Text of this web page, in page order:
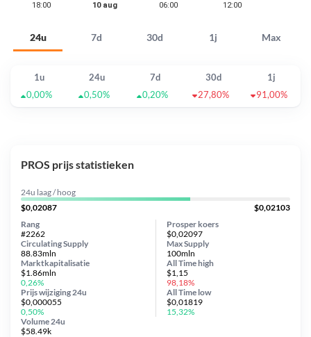
24u 7d 30d 1j Max
1u 24u 7d 30d
1j
0,00%
0,50% 0,20% 27,80% 91,00%
PROS prijs statistieken
24u laag / hoog
$0,02087
$0,02103
Prosper koers
$0,02097
Circulating Supply
88.83mln
Prijs wijziging 24u
$0,000055
0,50%
Max Supply
100mln
Marktkapitalisatie
$1.86mln
0,26%
Volume 24u
$58.49k
Rang
#2262
All Timehigh
$1,15
98,18%
All Time low
$0,01819
15,32%